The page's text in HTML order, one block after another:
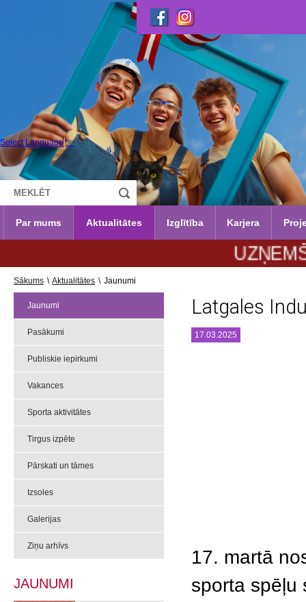
Select Language ▼
Par mums Aktualitātes Izglītība Karjera
Sākums \ Aktualitātes \ Jaunumi
Jaunumi
Pasākumi
Publiskie iepirkumi
Vakances
Sporta aktivitātes
Tirgus izpēte
Pārskati un tāmes
Izsoles
Galerijas
Ziņu arhīvs
JAUNUMI
Latgales
17.03.2025
17. martā
sporta spēļu